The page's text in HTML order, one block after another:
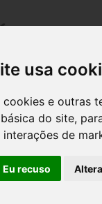
usa
e outras
do site,
interações de
Eu recuso